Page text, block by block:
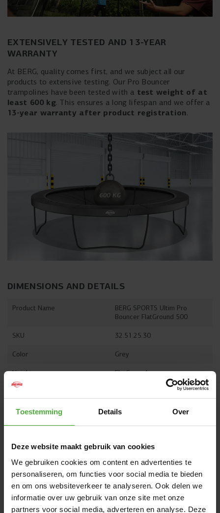
Toestemming Details Over
Deze website maakt gebruik van cookies
We gebruiken cookies om content en advertenties te
personaliseren, om functies voor social media te bieden
en om ons websiteverkeer te analyseren. Ook delen we
informatie over uw gebruik van onze site met onze
partners voor social media, adverteren en analyse. Deze
EXTENSIVELY TESTED AND 13-YEAR
WARRANTY
At BERG, quality comes first, and we subject all our
products to extensive testing. Our Pro Bouncer
trampolines have been tested with a test weight of at
least 600 kg. This ensures a long lifespan and we offer a
13-year warranty after product registration.
DIMENSIONS AND DETAILS
Product Name
BERG SPORTS Ultim Pro
Bouncer FlatGround 500
SKU 32.51.25.30
Color Grey
Height FlatGround
Rectangle - 500 x 300 cm
Show all dimensions and details
OFTEN PURCHASED TOGETHER WITH